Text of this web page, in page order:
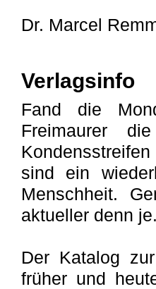
Dr. Marcel
Verlagsinfo
Fand die
Freimaurer
sind ein
Menschheit.
aktueller denn je.
Der Katalog
früher und